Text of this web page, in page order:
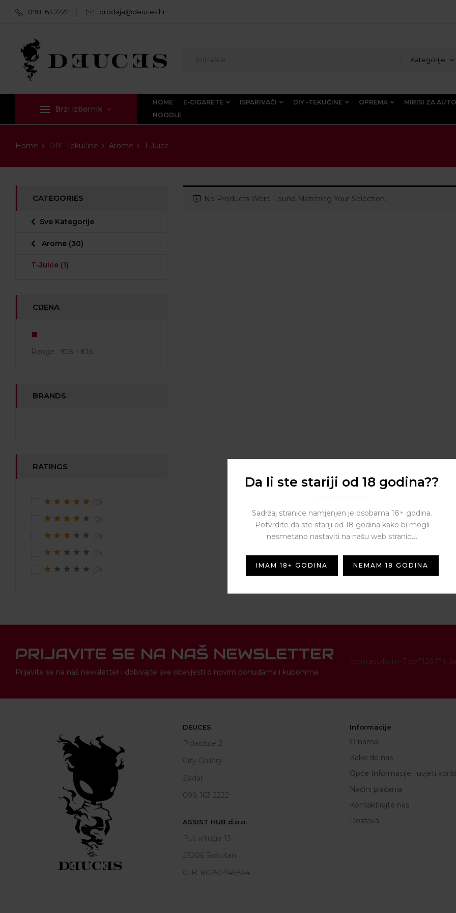
098 163 2222 prodaja@deuces.hr
Kategorije
Brzi izbornik
HOME E-CIGARETE ISPARIVAČI DIY -TEKUĆINE OPREMA
MIRISI ZA AUTO
NOODLE
Home DIY -Tekućine Arome T-Juice
CATEGORIES
Sve Kategorije
Arome (30)
T-Juice (1)
CIJENA
Range : €15 - €15
BRANDS
RATINGS
No Products Were Found Matching Your Selection.
PRIJAVITE SE NA NAŠ NEWSLETTER
Prijavite se na naš newsletter i dobivajte sve obavjesti o novim ponudama i kuponima
[contact-form-7 id="1287"
DEUCES
Polačišće 2
City Gallery
Zadar
098 163 2222
ASSIST HUB d.o.o.
Put vrljuge 13
23206 Sukošan
OIB: 80250945864
Informacije
O nama
Kako do nas
Opće Informacije i uvjeti
Načini plaćanja
Kontaktirajte nas
Dostava
Da li ste stariji od 18 godina??
Sadržaj stranice namjenjen je osobama 18+ godina.
Potvrdite da ste stariji od 18 godina kako bi mogli
nesmetano nastaviti na našu web stranicu.
IMAM 18+ GODINA NEMAM 18 GODINA